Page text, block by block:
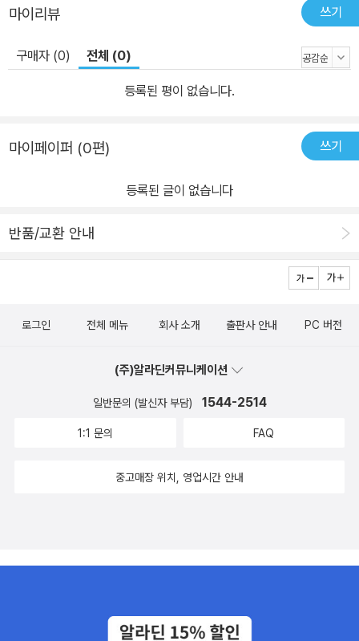
마이리뷰 쓰기
구매자 (0) 전체 (0)
등록된 평이 없습니다.
마이페이퍼 (0편) 쓰기
등록된 글이 없습니다
반품/교환 안내
로그인 전체 메뉴 회사 소개 출판사 안내 PC 버전
(주)알라딘커뮤니케이션
일반문의 (발신자 부담) 1544-2514
1:1 문의 FAQ
중고매장 위치, 영업시간 안내